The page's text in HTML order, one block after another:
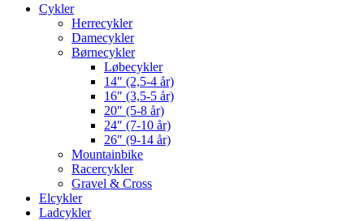
Cykler
Herrecykler
Damecykler
Børnecykler
Løbecykler
14″ (2,5-4 år)
16″ (3,5-5 år)
20″ (5-8 år)
24″ (7-10 år)
26″ (9-14 år)
Mountainbike
Racercykler
Gravel & Cross
Elcykler
Ladcykler